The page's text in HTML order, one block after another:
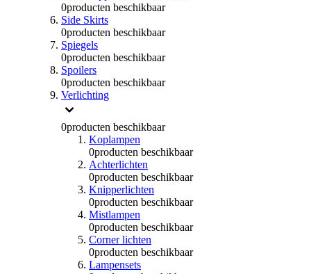
0producten beschikbaar
Side Skirts
0producten beschikbaar
Spiegels
0producten beschikbaar
Spoilers
0producten beschikbaar
Verlichting
0producten beschikbaar
Koplampen
0producten beschikbaar
Achterlichten
0producten beschikbaar
Knipperlichten
0producten beschikbaar
Mistlampen
0producten beschikbaar
Corner lichten
0producten beschikbaar
Lampensets